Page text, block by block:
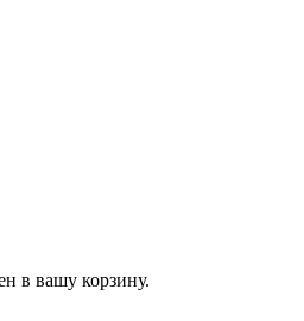
в вашу корзину.